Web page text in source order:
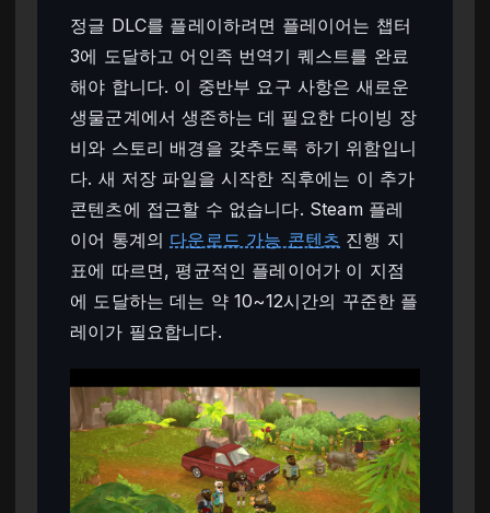
정글 DLC를 플레이하려면 플레이어는 챕터
3에 도달하고 어인족 번역기 퀘스트를 완료
해야 합니다. 이 중반부 요구 사항은 새로운
생물군계에서 생존하는 데 필요한 다이빙 장
비와 스토리 배경을 갖추도록 하기 위함입니
다. 새 저장 파일을 시작한 직후에는 이 추가
콘텐츠에 접근할 수 없습니다. Steam 플레
이어 통계의 다운로드 가능 콘텐츠 진행 지
표에 따르면, 평균적인 플레이어가 이 지점
에 도달하는 데는 약 10~12시간의 꾸준한 플
레이가 필요합니다.